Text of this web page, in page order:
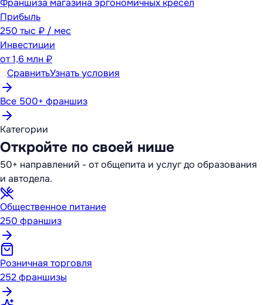
Франшиза магазина эргономичных кресел
Прибыль
250 тыс ₽ / мес
Инвестиции
от1,6 млн ₽
СравнитьУзнать условия
Все 500+ франшиз
Категории
Откройте по своей нише
50+ направлений - от общепита и услуг до образования
и автодела.
Общественное питание
250 франшиз
Розничная торговля
252франшизы